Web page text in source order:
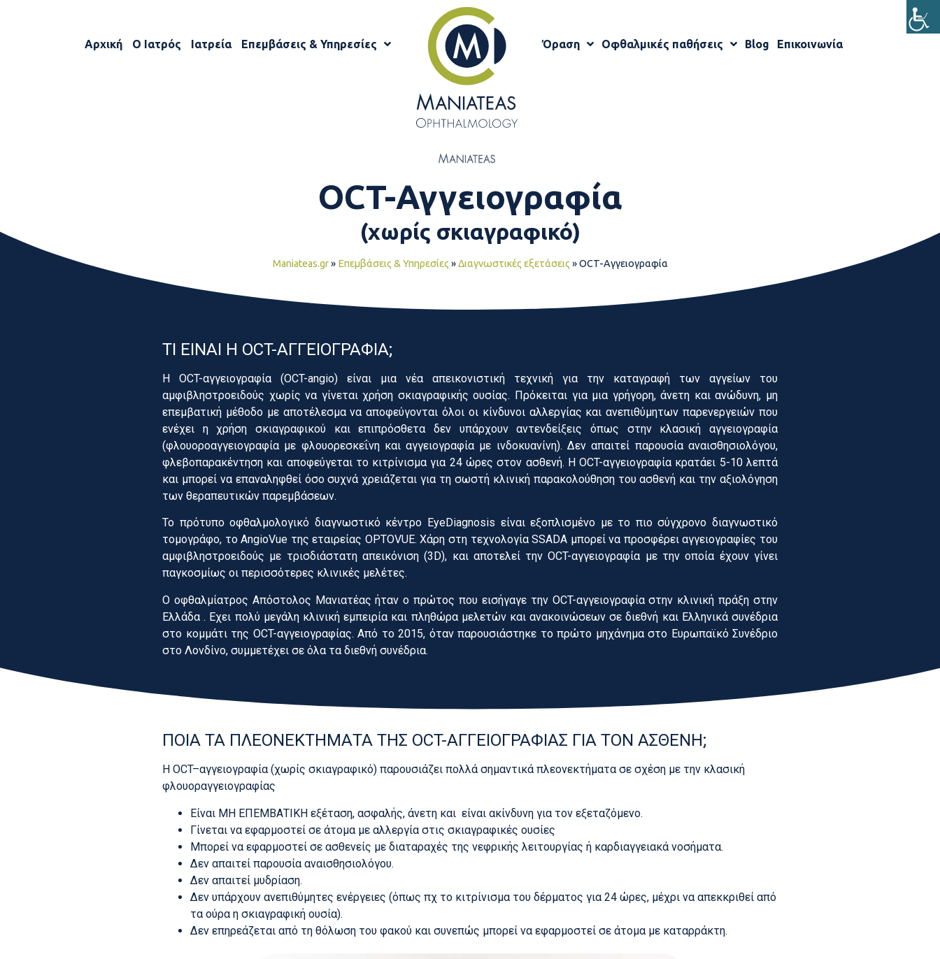
Αρχική Ο Ιατρός Ιατρεία Επεμβάσεις & Υπηρεσίες Όραση Οφθαλμικές παθήσεις Blog Επικοινωνία
OCT-Αγγειογραφία
(χωρίς σκιαγραφικό)
Maniateas.gr» Επεμβάσεις & Υπηρεσίες »Διαγνωστικές εξετάσεις »OCT-Αγγειογραφία
ΤΙ ΕΙΝΑΙ Η OCT-ΑΓΓΕΙΟΓΡΑΦΙΑ;
Η OCT-αγγειογραφία (OCT-angio) είναι μια νέα απεικονιστική τεχνική για την καταγραφή των αγγείων του
αμφιβληστροειδούς χωρίς να γίνεται χρήση σκιαγραφικής ουσίας. Πρόκειται για μια γρήγορη, άνετη και ανώδυνη, μη
επεμβατική μέθοδο με αποτέλεσμα να αποφεύγονται όλοι οι κίνδυνοι αλλεργίας και ανεπιθύμητων παρενεργειών που
ενέχει η χρήση σκιαγραφικού και επιπρόσθετα δεν υπάρχουν αντενδείξεις όπως στην κλασική αγγειογραφία
(φλουοροαγγειογραφία με φλουορεσκεΐνη και αγγειογραφία με ινδοκυανίνη). Δεν απαιτεί παρουσία αναισθησιολόγου,
φλεβοπαρακέντηση και αποφεύγεται το κιτρίνισμα για 24 ώρες στον ασθενή. Η OCT-αγγειογραφία κρατάει 5-10 λεπτά
και μπορεί να επαναληφθεί όσο συχνά χρειάζεται για τη σωστή κλινική παρακολούθηση του ασθενή και την αξιολόγηση
των θεραπευτικών παρεμβάσεων.
Το πρότυπο οφθαλμολογικό διαγνωστικό κέντρο EyeDiagnosis είναι εξοπλισμένο με το πιο σύγχρονο διαγνωστικό
τομογράφο, το AngioVue της εταιρείας OPTOVUE. Χάρη στη τεχνολογία SSADA μπορεί να προσφέρει αγγειογραφίες του
αμφιβληστροειδούς με τρισδιάστατη απεικόνιση (3D), και αποτελεί την OCT-αγγειογραφία με την οποία έχουν γίνει
παγκοσμίως οι περισσότερες κλινικές μελέτες.
Ο οφθαλμίατρος Απόστολος Μανιατέας ήταν ο πρώτος που εισήγαγε την OCT-αγγειογραφία στην κλινική πράξη στην
Ελλάδα . Εχει πολύ μεγάλη κλινική εμπειρία και πληθώρα μελετών και ανακοινώσεων σε διεθνή και Ελληνικά συνέδρια
στο κομμάτι της OCT-αγγειογραφίας. Από το 2015, όταν παρουσιάστηκε το πρώτο μηχάνημα στο Ευρωπαϊκό Συνέδριο
στο Λονδίνο, συμμετέχει σε όλα τα διεθνή συνέδρια.
ΠΟΙΑ ΤΑ ΠΛΕΟΝΕΚΤΗΜΑΤΑ ΤΗΣ OCT-ΑΓΓΕΙΟΓΡΑΦΙΑΣ ΓΙΑ ΤΟΝ ΑΣΘΕΝΗ;
Η OCT–αγγειογραφία (χωρίς σκιαγραφικό) παρουσιάζει πολλά σημαντικά πλεονεκτήματα σε σχέση με την κλασική
φλουοραγγειογραφίας
Είναι ΜΗ ΕΠΕΜΒΑΤΙΚΗ εξέταση, ασφαλής, άνετη και είναι ακίνδυνη για τον εξεταζόμενο.
Γίνεται να εφαρμοστεί σε άτομα με αλλεργία στις σκιαγραφικές ουσίες
Μπορεί να εφαρμοστεί σε ασθενείς με διαταραχές της νεφρικής λειτουργίας ή καρδιαγγειακά νοσήματα.
Δεν απαιτεί παρουσία αναισθησιολόγου.
Δεν απαιτεί μυδρίαση.
Δεν υπάρχουν ανεπιθύμητες ενέργειες (όπως πχ το κιτρίνισμα του δέρματος για 24 ώρες, μέχρι να απεκκριθεί από
τα ούρα η σκιαγραφική ουσία).
Δεν επηρεάζεται από τη θόλωση του φακού και συνεπώς μπορεί να εφαρμοστεί σε άτομα με καταρράκτη.